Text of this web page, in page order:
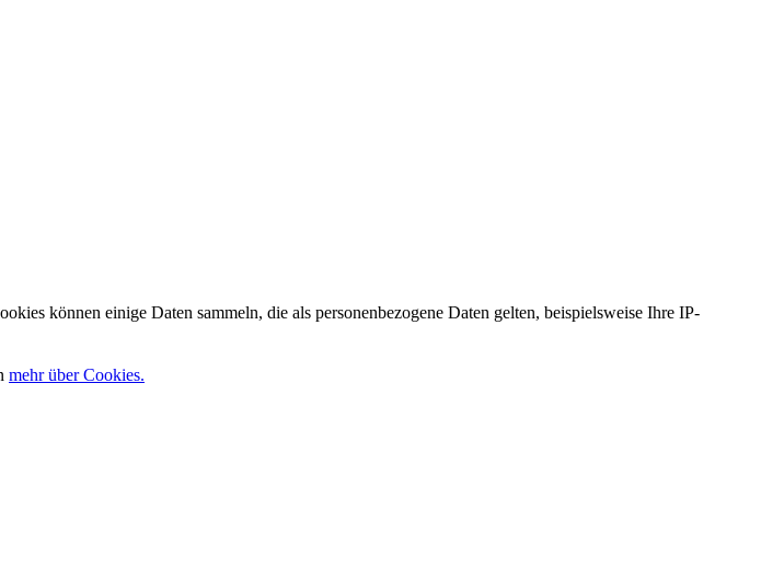
können einige Daten sammeln, die als personenbezogene Daten gelten, beispielsweise Ihre IP-
mehr über Cookies.